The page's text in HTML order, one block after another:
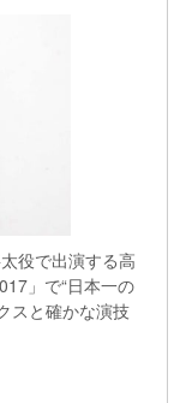
役で出演する高
」で“日本一の
スと確かな演技